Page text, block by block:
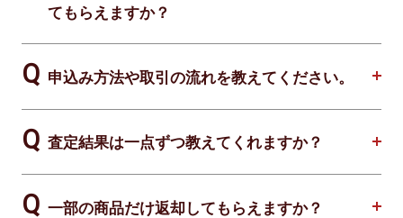
てもらえますか？
申込み方法や取引の流れを教えてください。
査定結果は一点ずつ教えてくれますか？
一部の商品だけ返却してもらえますか？